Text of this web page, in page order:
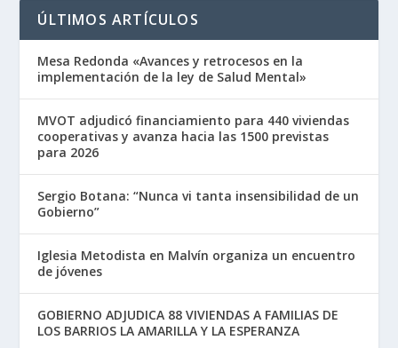
ÚLTIMOS ARTÍCULOS
Mesa Redonda «Avances y retrocesos en la
implementación de la ley de Salud Mental»
MVOT adjudicó financiamiento para 440 viviendas
cooperativas y avanza hacia las 1500 previstas
para 2026
Sergio Botana: “Nunca vi tanta insensibilidad de un
Gobierno”
Iglesia Metodista en Malvín organiza un encuentro
de jóvenes
GOBIERNO ADJUDICA 88 VIVIENDAS A FAMILIAS DE
LOS BARRIOS LA AMARILLA Y LA ESPERANZA